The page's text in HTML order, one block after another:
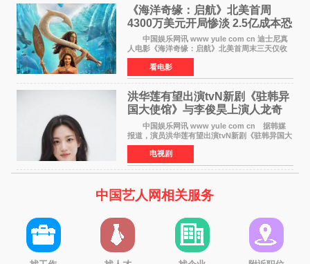
《海洋奇缘：启航》北美首周
4300万美元开局惨淡 2.5亿成本恐
巨亏1亿
中国娱乐网讯 www yule com cn 迪士尼真
人电影《海洋奇缘：启航》北美首周末三天仅收
4300万美元（开画3827馆），中国内地首周票房
仅840万元人民币，全球开画票房约9500万美
元，远低于业内
看电影
洪华莲有望出演tvN新剧《驻韩异
国大使馆》与李俊昊上演人龙奇
幻罗曼史
中国娱乐网讯 www yule com cn 据韩媒
报道，演员洪华莲有望出演tvN新剧《驻韩异国大
使馆》女主角，与李俊昊合作，引发观众期
待。 该剧讲述了一位因管理驻韩异国大使馆
（负责管理居住在大
电视剧
中国艺人网相关服务